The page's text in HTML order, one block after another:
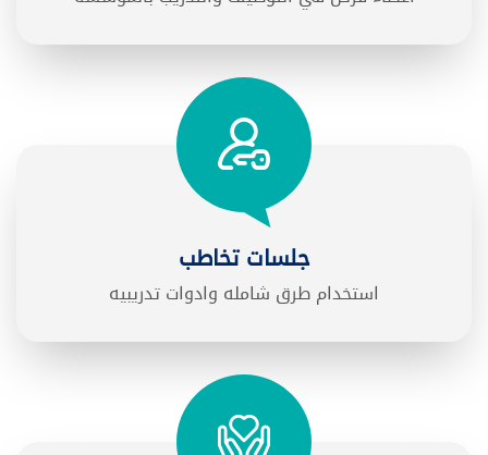
جلسات تخاطب
استخدام طرق شامله وادوات تدريبيه